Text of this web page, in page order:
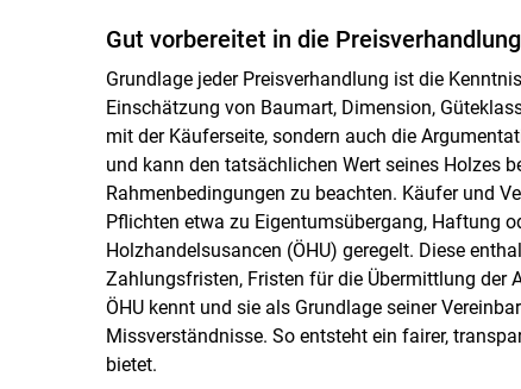
Gut vorbereitet in die Preisverhandlung
Grundlage jeder Preisverhandlung ist die
Einschätzung von Baumart, Dimension,
mit der Käuferseite, sondern auch die
und kann den tatsächlichen Wert seines Holzes
Rahmenbedingungen zu beachten. Käufer und
Pflichten etwa zu Eigentumsübergang, Haftung
Holzhandelsusancen (ÖHU) geregelt. Diese
Zahlungsfristen, Fristen für die Übermittlung der
ÖHU kennt und sie als Grundlage seiner
Missverständnisse. So entsteht ein fairer,
bietet.